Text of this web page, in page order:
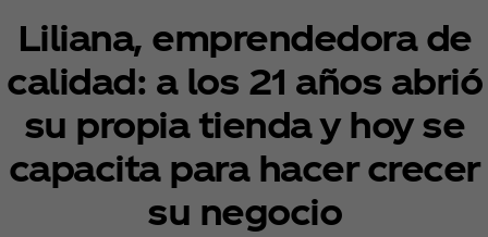
Liliana, emprendedora de
calidad: a los 21 años abrió
su propia tienda y hoy se
capacita para hacer crecer
su negocio